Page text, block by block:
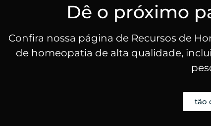
Dê o próximo
Confira nossa página de Recursos de
de homeopatia de alta qualidade,
tão